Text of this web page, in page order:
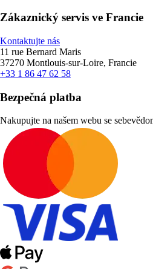
Zákaznický servis ve Francie
Kontaktujte nás
11 rue Bernard Maris
37270 Montlouis-sur-Loire, Francie
+33 1 86 47 62 58
Bezpečná platba
Nakupujte na našem webu se